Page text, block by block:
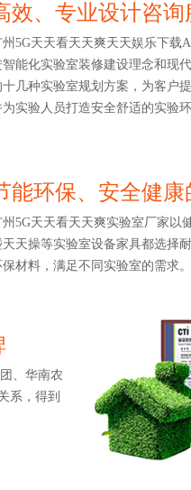
效、专业设计
州5G天天看天天爽天天娱乐下载
能化实验室装修建设理念和现代
十几种实验室规划方案，为客户
为实验人员打造安全舒适的实验环境
能环保、安全健
5G天天看天天爽实验室厂家以健康
天操等实验室设备家具都选择耐腐蚀
材料，满足不同实验室的需求。
、华南农
，得到